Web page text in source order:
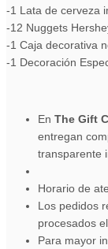
-1 Lata de cerveza
-12 Nuggets
-1 Caja decorativa
-1 Decoración
En The Gift
entregan
transparente
Horario de
Los pedidos
procesados
Para mayor